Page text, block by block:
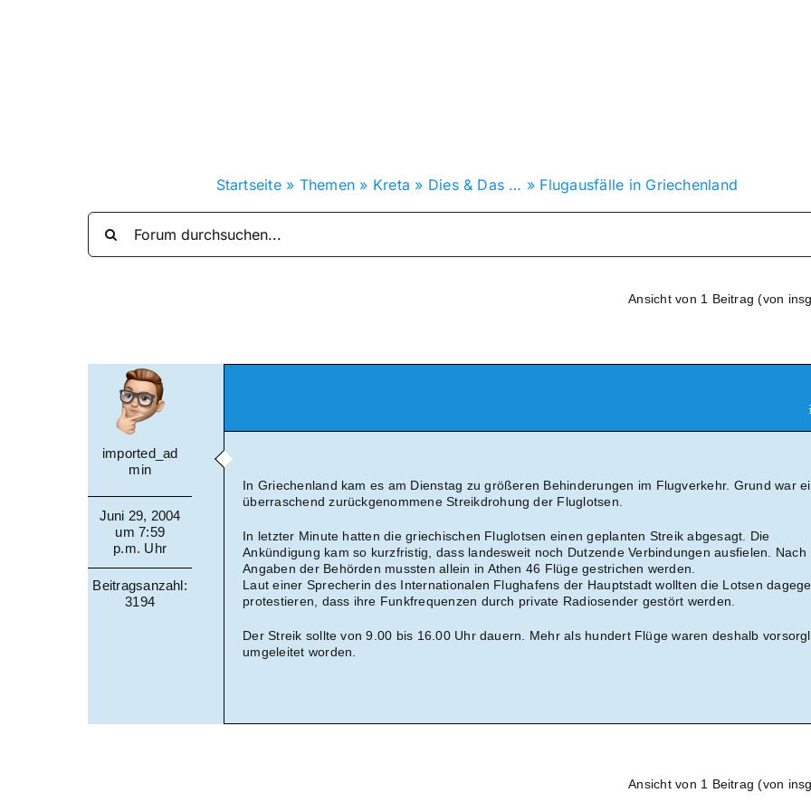
Startseite» Themen » Kreta » Dies & Das … » Flugausfälle in Griechenland
Ansicht von 1 Beitrag (von
imported_ad
min
Juni 29, 2004
um 7:59
p.m. Uhr
Beitragsanzahl:
3194
In Griechenland kam es am Dienstag zu größeren Behinderungen im Flugverkehr. Grund war
überraschend zurückgenommene Streikdrohung der Fluglotsen.
In letzter Minute hatten die griechischen Fluglotsen einen geplanten Streik abgesagt. Die
Ankündigung kam so kurzfristig, dass landesweit noch Dutzende Verbindungen ausfielen. Nach
Angaben der Behörden mussten allein in Athen 46 Flüge gestrichen werden.
Laut einer Sprecherin des Internationalen Flughafens der Hauptstadt wollten die Lotsen
protestieren, dass ihre Funkfrequenzen durch private Radiosender gestört werden.
Der Streik sollte von 9.00 bis 16.00 Uhr dauern. Mehr als hundert Flüge waren deshalb
umgeleitet worden.
Ansicht von 1 Beitrag (von